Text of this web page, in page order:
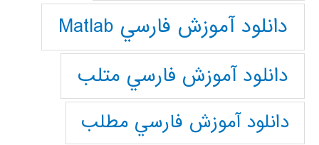
دانلود آموزش فارسي Matlab
دانلود آموزش فارسي متلب
دانلود آموزش فارسي مطلب